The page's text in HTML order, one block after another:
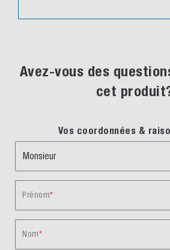
Avez-vous des
cet
Vos coordonnées &
Prénom
Nom